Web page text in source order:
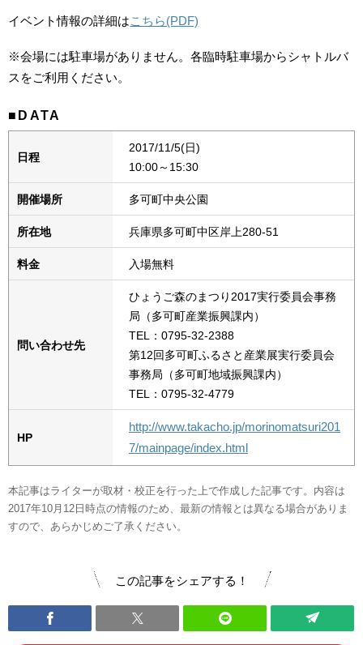
イベント情報の詳細はこちら(PDF)
※会場には駐車場がありません。各臨時駐車場からシャトルバ
スをご利用ください。
■DATA
日程
2017/11/5(日)
10:00～15:30
開催場所 多可町中央公園
所在地 兵庫県多可町中区岸上280-51
料金 入場無料
問い合わせ先
ひょうご森のまつり2017実行委員会事務
局（多可町産業振興課内）
TEL：0795-32-2388
第12回多可町ふるさと産業展実行委員会
事務局（多可町地域振興課内）
TEL：0795-32-4779
HP
http://www.takacho.jp/morinomatsuri201
7/mainpage/index.html
本記事はライターが取材・校正を行った上で作成した記事です。内容は
2017年10月12日時点の情報のため、最新の情報とは異なる場合がありま
すので、あらかじめご了承ください。
この記事をシェアする！